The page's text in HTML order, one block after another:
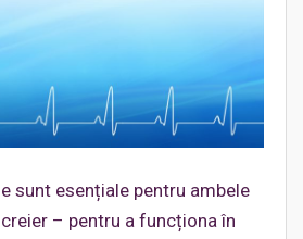
sunt esențiale pentru ambele
– pentru a funcționa în